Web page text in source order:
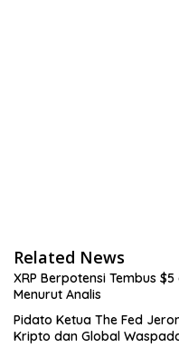
Related News
XRP Berpotensi Tembus
Menurut Analis
Pidato Ketua The Fed
Kripto dan Global